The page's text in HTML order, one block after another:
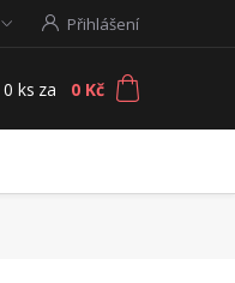
Přihlášení
0 ks za 0 Kč